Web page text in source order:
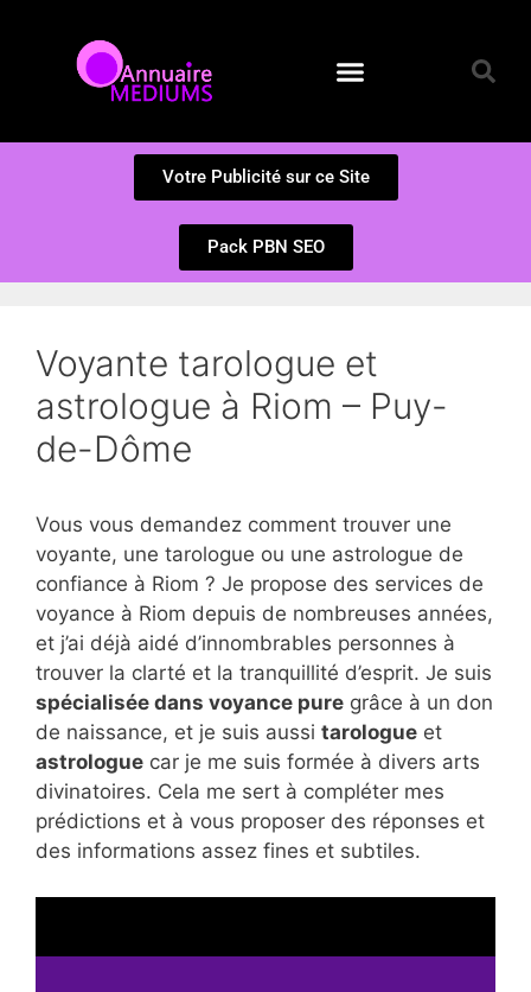
Votre Publicité sur ce Site
Pack PBN SEO
Voyante tarologue et
astrologue à Riom – Puy-
de-Dôme
Vous vous demandez comment trouver une
voyante, une tarologue ou une astrologue de
confiance à Riom ? Je propose des services de
voyance à Riom depuis de nombreuses années,
et j’ai déjà aidé d’innombrables personnes à
trouver la clarté et la tranquillité d’esprit. Je suis
spécialisée dans voyance pure grâce à un don
de naissance, et je suis aussi tarologue et
astrologue car je me suis formée à divers arts
divinatoires. Cela me sert à compléter mes
prédictions et à vous proposer des réponses et
des informations assez fines et subtiles.